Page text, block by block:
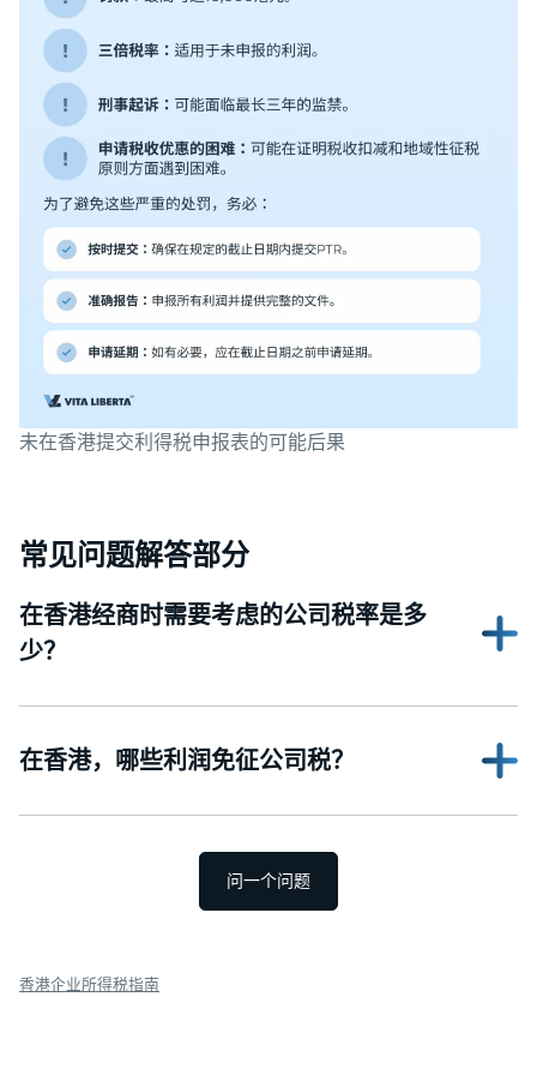
未在香港提交利得税申报表的可能后果
常见问题解答部分
在香港经商时需要考虑的公司税率是多
少？
在香港，哪些利润免征公司税？
问一个问题
香港企业所得税指南